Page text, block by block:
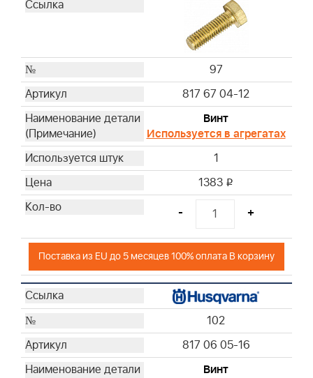
97
817 67 04-12
Винт
Используется в агрегатах
1
1383 i
- +
Поставка из EU до 5 месяцев 100% оплата В корзину
102
817 06 05-16
Винт